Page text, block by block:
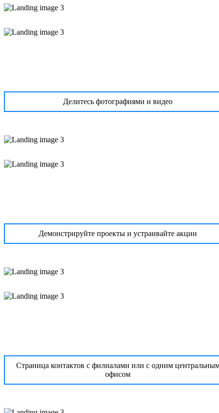
Делитесь фотографиями и видео
Демонстрируйте проекты и устраивайте акции
Страница контактов с филиалами или с одним
офисом